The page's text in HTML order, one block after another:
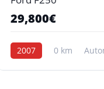
29,800€
2007 0 km